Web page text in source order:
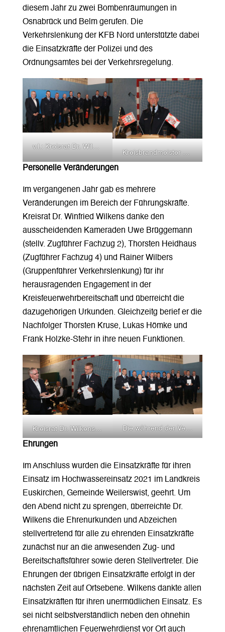
diesem Jahr zu zwei Bombenräumungen in
Osnabrück und Belm gerufen. Die
Verkehrslenkung der KFB Nord unterstützte dabei
die Einsatzkräfte der Polizei und des
Ordnungsamtes bei der Verkehrsregelung.
v.l.: Kreisrat Dr. Wilkens, Frank Holzke-Stehr, Uwe Brüggemann, Thorsten Kruse, Thorsten Heidhaus, Lukas Hömke, Rainer Wilbers, Till Kramer und Holger Wilke
Kreisbrandmeister Cornelis van de Water überbrachte die Grüße der Kreisfeuerwehr.
Personelle Veränderungen
Im vergangenen Jahr gab es mehrere
Veränderungen im Bereich der Führungskräfte.
Kreisrat Dr. Winfried Wilkens danke den
ausscheidenden Kameraden Uwe Brüggemann
(stellv. Zugführer Fachzug 2), Thorsten Heidhaus
(Zugführer Fachzug 4) und Rainer Wilbers
(Gruppenführer Verkehrslenkung) für ihr
herausragenden Engagement in der
Kreisfeuerwehrbereitschaft und überreicht die
dazugehörigen Urkunden. Gleichzeitg berief er die
Nachfolger Thorsten Kruse, Lukas Hömke und
Frank Holzke-Stehr in ihre neuen Funktionen.
Kreisrat Dr. Wilkens zeichnet Till Kramer mit der Ehrenmedaille aus. Die während der Versammlung geehrten Führungskräfte.
Ehrungen
Im Anschluss wurden die Einsatzkräfte für ihren
Einsatz im Hochwassereinsatz 2021 im Landkreis
Euskirchen, Gemeinde Weilerswist, geehrt. Um
den Abend nicht zu sprengen, überreichte Dr.
Wilkens die Ehrenurkunden und Abzeichen
stellvertretend für alle zu ehrenden Einsatzkräfte
zunächst nur an die anwesenden Zug- und
Bereitschaftsführer sowie deren Stellvertreter. Die
Ehrungen der übrigen Einsatzkräfte erfolgt in der
nächsten Zeit auf Ortsebene. Wilkens dankte allen
Einsatzkräften für ihren unermüdlichen Einsatz. Es
sei nicht selbstverständlich neben den ohnehin
ehrenamtlichen Feuerwehrdienst vor Ort auch